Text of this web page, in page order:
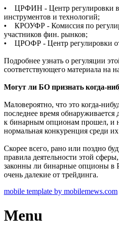
• ЦРФИН - Центр регулировки
инструментов и технологий;
• КРОУФР - Комиссия по
участников фин. рынков;
• ЦРОФР - Центр регулировки
Подробнее узнать о регуляции
соответствующего материала на
Могут ли БО признать когда-
Маловероятно, что это когда-
последнее время
к бинарным опционам прошел, и
нормальная конкуренция среди
Скорее всего, рано или поздно
правила деятельности этой
законны ли бинарные опционы в
очень далекие от трейдинга.
mobile template by mobilemews.com
Menu